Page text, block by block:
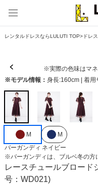
レンタルドレスならLULUTI TOP>ドレス
※実際の色味はマ
※モデル情報： 身長:160cm | 着用
M
バーガンディ
M
ネイビー
※バーガンディは、 ブルベ冬の方
レースチュールブロード
号：WD021)